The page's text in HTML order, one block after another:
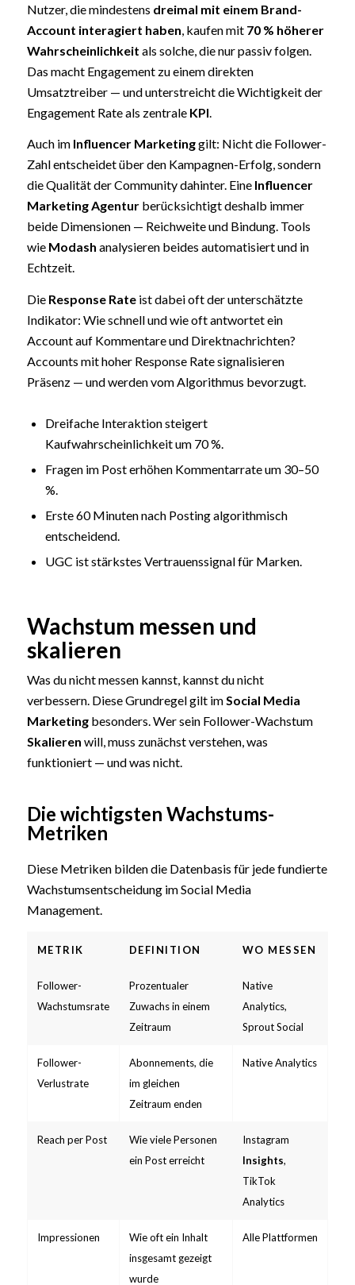
Nutzer, die mindestens dreimal mit einem Brand-
Account interagiert haben , kaufen mit 70 % höherer
Wahrscheinlichkeit als solche, die nur passiv folgen.
Das macht Engagement zu einem direkten
Umsatztreiber — und unterstreicht die Wichtigkeit der
Engagement Rate als zentrale KPI
Auch im Influencer Marketinggilt: Nicht die Follower-
Zahl entscheidet über den Kampagnen-Erfolg, sondern
die Qualität der Community dahinter. Eine Influencer
Marketing Agenturberücksichtigt deshalb immer
beide Dimensionen — Reichweite und Bindung. Tools
wie Modash analysieren beides automatisiert und in
Echtzeit.
Die Response Rateist dabei oft der unterschätzte
Indikator: Wie schnell und wie oft antwortet ein
Account auf Kommentare und Direktnachrichten?
Accounts mit hoher Response Rate signalisieren
Präsenz — und werden vom Algorithmus bevorzugt.
Dreifache Interaktion steigert
Kaufwahrscheinlichkeit um 70 %.
Fragen im Post erhöhen Kommentarrate um 30–50
%.
Erste 60 Minuten nach Posting algorithmisch
entscheidend.
UGC ist stärkstes Vertrauenssignal für Marken.
Wachstum messen und
skalieren
Was du nicht messen kannst, kannst du nicht
verbessern. Diese Grundregel gilt imSocial Media
Marketingbesonders. Wer sein Follower-Wachstum
Skalieren will, muss zunächst verstehen, was
funktioniert — und was nicht.
Die wichtigsten Wachstums-
Metriken
Diese Metriken bilden die Datenbasis für jede fundierte
Wachstumsentscheidung im Social Media
Management.
METRIK DEFINITION WO MESSEN
Follower-
Wachstumsrate
Prozentualer
Zuwachs in einem
Zeitraum
Native
Analytics,
Sprout Social
Follower-
Verlustrate
Abonnements, die
im gleichen
Zeitraum enden
Native Analytics
Reach per Post
Wie viele Personen
ein Post erreicht
Instagram
Insights,
TikTok
Analytics
Impressionen
Wie oft ein Inhalt
insgesamt gezeigt
wurde
Alle Plattformen